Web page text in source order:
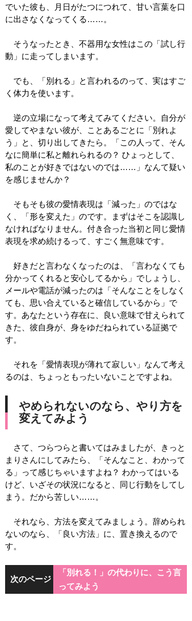
でいた彼も、月日がたつにつれて、甘い言葉を口
に出さなくなってくる……。
そうなったとき、不器用な女性はこの「試し行
動」に走ってしまいます。
でも、「別れる」と言われるのって、実はすご
く体力を使います。
逆の立場になって考えてみてください。自分が
愛してやまない彼が、ことあるごとに「別れよ
う」と、切り出してきたら。「この人って、そん
なに簡単に私と離れられるの？ ひょっとして、
私のことが好きではないのでは……」なんて疑い
を感じませんか？
そもそも彼の愛情表現は「減った」のではな
く、「形を変えた」のです。まずはそこを認識し
なければなりません。付き合った当初と同じ愛情
表現を求め続けるって、すごく無意味です。
好きだと言わなくなったのは、「言わなくても
分かってくれると安心してるから」でしょうし、
メールや電話が減ったのは「そんなことをしなく
ても、思い合えていると確信しているから」で
す。あなたという存在に、良い意味で甘えられて
きた、彼自身が、身をゆだねられている証拠で
す。
それを「愛情表現が薄れて寂しい」なんて考え
るのは、ちょっともったいないことですよね。
やめられないのなら、やり方を
変えてみよう
さて、つらつらと書いてはみましたが、きっと
まりさんにしてみたら、「そんなこと、わかって
る」って感じちゃいますよね？ わかってはいる
けど、いざその状況になると、同じ行動をしてし
まう。だから苦しい……。
それなら、方法を変えてみましょう。辞められ
ないのなら、「良い方法」に、置き換えるので
す。
次のページ
「別れる！」の代わりに、こう言
ってみよう